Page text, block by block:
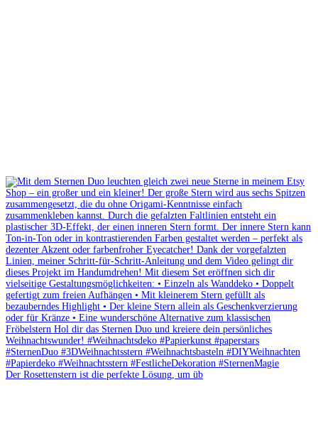
Der Rosettenstern ist die perfekte Lösung, um üb